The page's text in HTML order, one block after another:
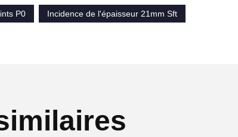
P0
Incidence de l'épaisseur 21mm Sft